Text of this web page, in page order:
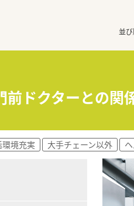
並
前ドクターとの
環境充実 大手チェーン以外